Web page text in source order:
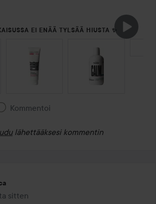
EI ENÄÄ TYLSÄÄ HIUSTA ✨
Kommentoi
lähettääksesi kommentin
sitten1 vuotta sitten